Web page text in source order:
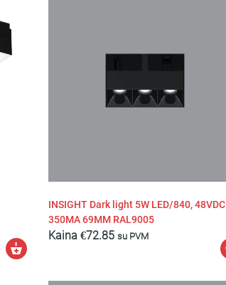
Pasirinkti
savybes
INSIGHT Dark light 5W LED/840, 48VDC
350MA 69MM RAL9005
Kaina €72.85 su PVM